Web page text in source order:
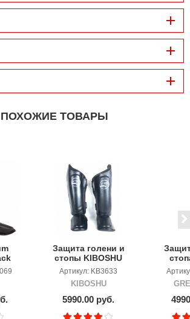
ПОХОЖИЕ ТОВАРЫ
Защита голени и
стопы KIBOSHU
МауТай
Артикул: KB3633
KIBOSHU
5990.00 руб.
HILL